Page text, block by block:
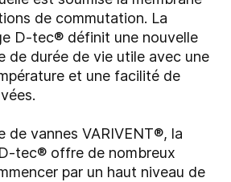
de commutation. La
D-tec® définit une nouvelle
de durée de vie utile avec une
et une facilité de
de vannes VARIVENT®, la
tec® offre de nombreux
par un haut niveau de